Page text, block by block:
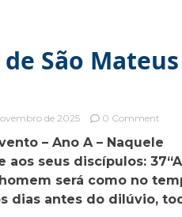
São Mateus
de 2025 0 Commenton
de
São
24,
37-
– Ano A – Naquele
aos seus discípulos: 37“A
será como no
dias antes do dilúvio,